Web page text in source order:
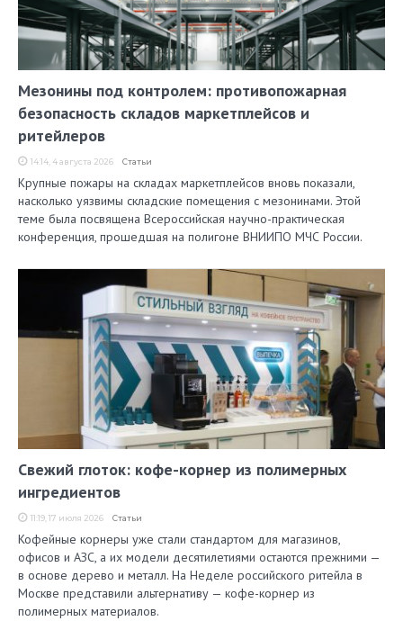
Мезонины под контролем: противопожарная
безопасность складов маркетплейсов и
ритейлеров
14:14, 4 августа 2026 Статьи
Крупные пожары на складах маркетплейсов вновь показали,
насколько уязвимы складские помещения с мезонинами. Этой
теме была посвящена Всероссийская научно-практическая
конференция, прошедшая на полигоне ВНИИПО МЧС России.
Свежий глоток: кофе-корнер из полимерных
ингредиентов
11:19, 17 июля 2026 Статьи
Кофейные корнеры уже стали стандартом для магазинов,
офисов и АЗС, а их модели десятилетиями остаются прежними —
в основе дерево и металл. На Неделе российского ритейла в
Москве представили альтернативу — кофе-корнер из
полимерных материалов.